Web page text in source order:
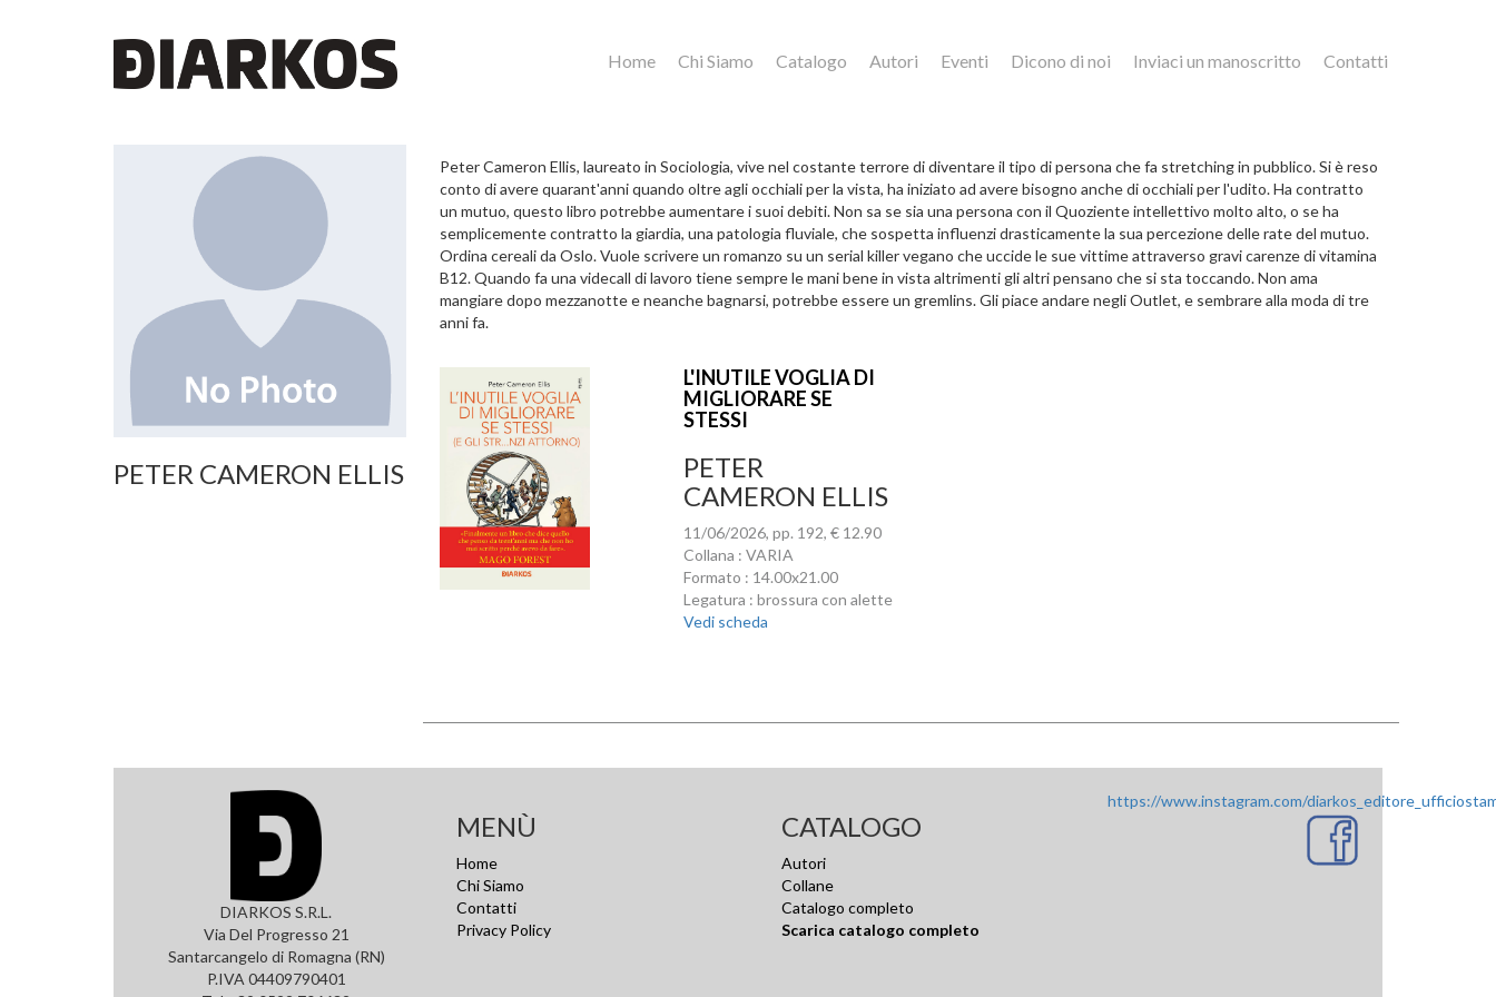
Home Chi Siamo Catalogo Autori Eventi Dicono di noi Inviaci un manoscritto Contatti
PETER CAMERON ELLIS
Peter Cameron Ellis, laureato in Sociologia, vive nel costante terrore di diventare il tipo di persona che fa stretching in pubblico. Si è reso
conto di avere quarant'anni quando oltre agli occhiali per la vista, ha iniziato ad avere bisogno anche di occhiali per l'udito. Ha contratto
un mutuo, questo libro potrebbe aumentare i suoi debiti. Non sa se sia una persona con il Quoziente intellettivo molto alto, o se ha
semplicemente contratto la giardia, una patologia fluviale, che sospetta influenzi drasticamente la sua percezione delle rate del mutuo.
Ordina cereali da Oslo. Vuole scrivere un romanzo su un serial killer vegano che uccide le sue vittime attraverso gravi carenze di vitamina
B12. Quando fa una videcall di lavoro tiene sempre le mani bene in vista altrimenti gli altri pensano che si sta toccando. Non ama
mangiare dopo mezzanotte e neanche bagnarsi, potrebbe essere un gremlins. Gli piace andare negli Outlet, e sembrare alla moda di tre
anni fa.
L'INUTILE VOGLIA DI
MIGLIORARE SE
STESSI
PETER
CAMERON ELLIS
11/06/2026, pp. 192, € 12.90
Collana : VARIA
Formato : 14.00x21.00
Legatura : brossura con alette
Vedi scheda
DIARKOS S.R.L.
Via Del Progresso 21
Santarcangelo di Romagna (RN)
P.IVA 04409790401
MENÙ
Home
Chi Siamo
Contatti
Privacy Policy
CATALOGO
Autori
Collane
Catalogo completo
Scarica catalogo completo
https://www.instagram.com/